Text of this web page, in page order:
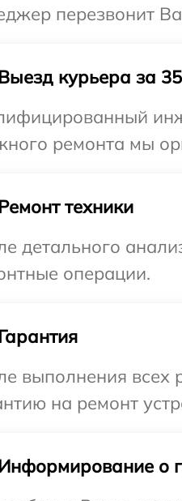
перезвонит
курьера за
ремонта мы
техники
детального
операции.
выполнения всех
на ремонт
о